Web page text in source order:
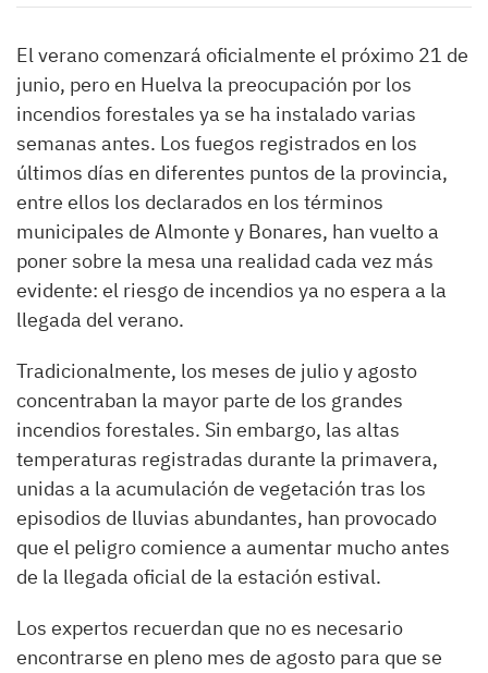
El verano comenzará oficialmente el próximo 21 de
junio, pero en Huelva la preocupación por los
incendios forestales ya se ha instalado varias
semanas antes. Los fuegos registrados en los
últimos días en diferentes puntos de la provincia,
entre ellos los declarados en los términos
municipales de Almonte y Bonares, han vuelto a
poner sobre la mesa una realidad cada vez más
evidente: el riesgo de incendios ya no espera a la
llegada del verano.
Tradicionalmente, los meses de julio y agosto
concentraban la mayor parte de los grandes
incendios forestales. Sin embargo, las altas
temperaturas registradas durante la primavera,
unidas a la acumulación de vegetación tras los
episodios de lluvias abundantes, han provocado
que el peligro comience a aumentar mucho antes
de la llegada oficial de la estación estival.
Los expertos recuerdan que no es necesario
encontrarse en pleno mes de agosto para que se